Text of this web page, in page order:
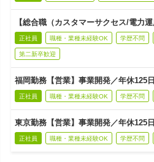
【総合職（カスタマーサクセス/電力
正社員 職種・業種未経験OK 学歴不問
第二新卒歓迎
福岡勤務【営業】事業開発／年休125
正社員 職種・業種未経験OK 学歴不問
東京勤務【営業】事業開発／年休125
正社員 職種・業種未経験OK 学歴不問